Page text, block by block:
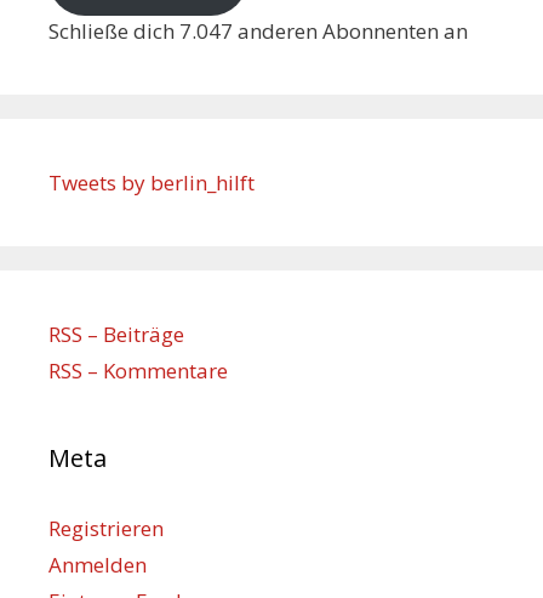
Schließe dich 7.047 anderen Abonnenten an
Tweets by berlin_hilft
RSS – Beiträge
RSS – Kommentare
Meta
Registrieren
Anmelden